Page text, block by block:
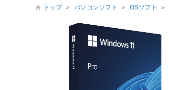
トップ ＞ パソコンソフト ＞ OSソフト ＞